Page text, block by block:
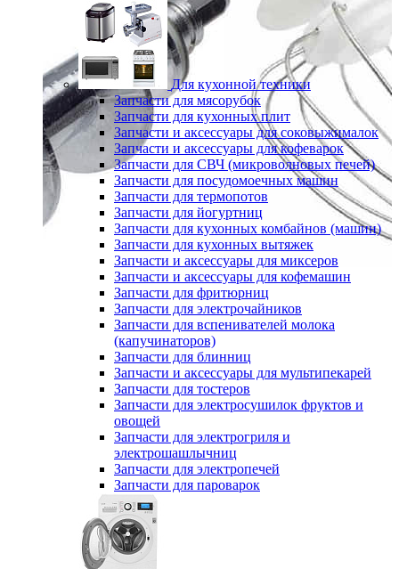
Для кухонной техники
Запчасти для мясорубок
Запчасти для кухонных плит
Запчасти и аксессуары для соковыжималок
Запчасти и аксессуары для кофеварок
Запчасти для СВЧ (микроволновых печей)
Запчасти для посудомоечных машин
Запчасти для термопотов
Запчасти для йогуртниц
Запчасти для кухонных комбайнов (машин)
Запчасти для кухонных вытяжек
Запчасти и аксессуары для миксеров
Запчасти и аксессуары для кофемашин
Запчасти для фритюрниц
Запчасти для электрочайников
Запчасти для вспенивателей молока
(капучинаторов)
Запчасти для блинниц
Запчасти и аксессуары для мультипекарей
Запчасти для тостеров
Запчасти для электросушилок фруктов и
овощей
Запчасти для электрогриля и
электрошашлычниц
Запчасти для электропечей
Запчасти для пароварок